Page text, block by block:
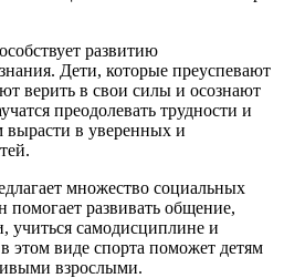
развитию
Дети, которые преуспевают
верить в свои силы и осознают
преодолевать трудности и
вырасти в уверенных и
множество социальных
развивать общение,
учиться самодисциплине и
этом виде спорта поможет детям
взрослыми.